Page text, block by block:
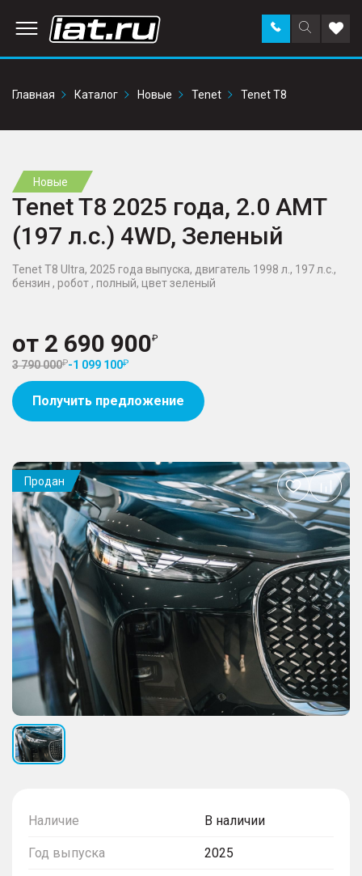
Поиск
по
Заказать
звонок в
Главная
Каталог Новые Tenet Tenet T8
Новые
Tenet T8 2025 года, 2.0 AMT
(197 л.с.) 4WD, Зеленый
Tenet T8 Ultra, 2025 года выпуска, двигатель 1998 л., 197 л.с.,
бензин , робот , полный, цвет зеленый
от 2 690 900
3 790 000 -1 099 100
Получить предложение
Наличие В наличии
Год выпуска 2025
Продан
Добавить
в
избранное